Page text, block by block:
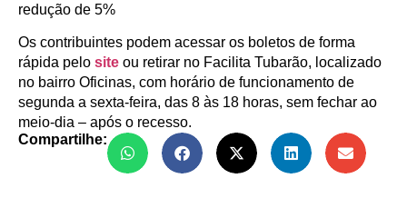
redução de 5%
Os contribuintes podem acessar os boletos de forma
rápida pelo site ou retirar no Facilita Tubarão, localizado
no bairro Oficinas, com horário de funcionamento de
segunda a sexta-feira, das 8 às 18 horas, sem fechar ao
meio-dia – após o recesso.
Compartilhe: